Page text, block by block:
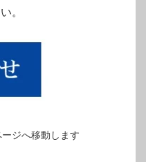
。
ジへ移動します